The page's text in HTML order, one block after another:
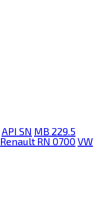
API SN MB 229.5
Renault RN 0700 VW